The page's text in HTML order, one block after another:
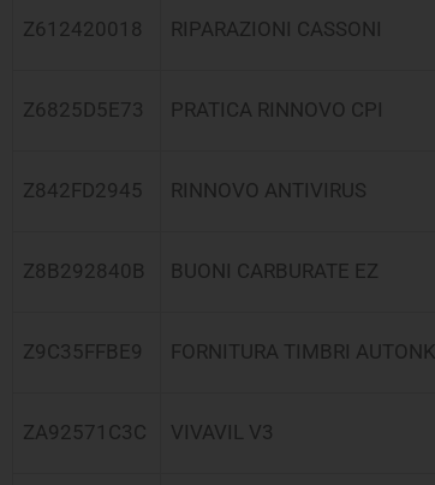
Z612420018 RIPARAZIONI CASSONI
Z6825D5E73 PRATICA RINNOVO CPI
Z842FD2945 RINNOVO ANTIVIRUS
Z8B292840B BUONI CARBURATE EZ
Z9C35FFBE9 FORNITURA TIMBRI AUTONK
ZA92571C3C VIVAVIL V3